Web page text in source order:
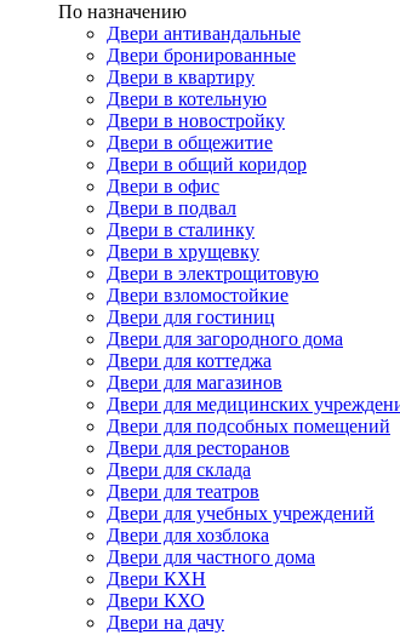
По назначению
Двери антивандальные
Двери бронированные
Двери в квартиру
Двери в котельную
Двери в новостройку
Двери в общежитие
Двери в общий коридор
Двери в офис
Двери в подвал
Двери в сталинку
Двери в хрущевку
Двери в электрощитовую
Двери взломостойкие
Двери для гостиниц
Двери для загородного дома
Двери для коттеджа
Двери для магазинов
Двери для медицинских
Двери для подсобных помещений
Двери для ресторанов
Двери для склада
Двери для театров
Двери для учебных учреждений
Двери для хозблока
Двери для частного дома
Двери КХН
Двери КХО
Двери на дачу